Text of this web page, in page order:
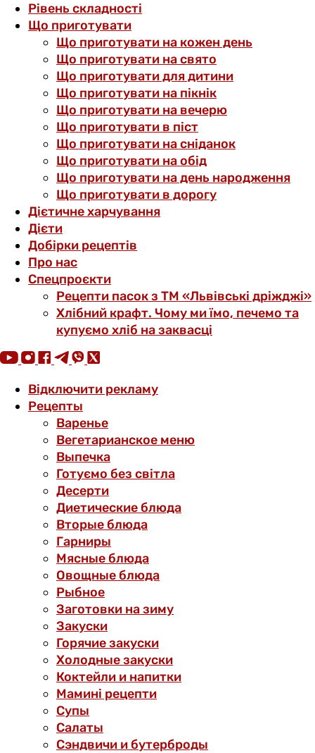
Рівень складності
Що приготувати
Що приготувати на кожен день
Що приготувати на свято
Що приготувати для дитини
Що приготувати на пікнік
Що приготувати на вечерю
Що приготувати в піст
Що приготувати на сніданок
Що приготувати на обід
Що приготувати на день народження
Що приготувати в дорогу
Дієтичне харчування
Дієти
Добірки рецептів
Про нас
Спецпроєкти
Рецепти пасок з ТМ «Львівські дріжджі»
Хлібний крафт. Чому ми їмо, печемо та
купуємо хліб на заквасці
Відключити рекламу
Рецепты
Варенье
Вегетарианское меню
Выпечка
Готуємо без світла
Десерти
Диетические блюда
Вторые блюда
Гарниры
Мясные блюда
Овощные блюда
Рыбное
Заготовки на зиму
Закуски
Горячие закуски
Холодные закуски
Коктейли и напитки
Мамині рецепти
Супы
Салаты
Сэндвичи и бутерброды